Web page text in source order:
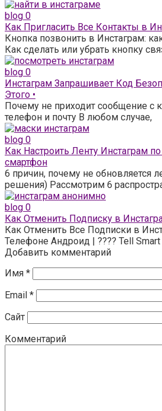
blog 0
Как Пригласить Все Контакты в
Кнопка позвонить в Инстаграм:
Как сделать или убрать кнопку
blog 0
Инстаграм Запрашивает Код
Этого •
Почему не приходит сообщение с
телефон и почту В любом случае,
blog 0
Как Настроить Ленту Инстаграм
смартфон
6 причин, почему не обновляется
решения) Рассмотрим 6
blog 0
Как Отменить Подписку в
Как Отменить Все Подписки в
Телефоне Андроид | ???? Tell Smart
Добавить комментарий
Имя *
Email *
Сайт
Комментарий